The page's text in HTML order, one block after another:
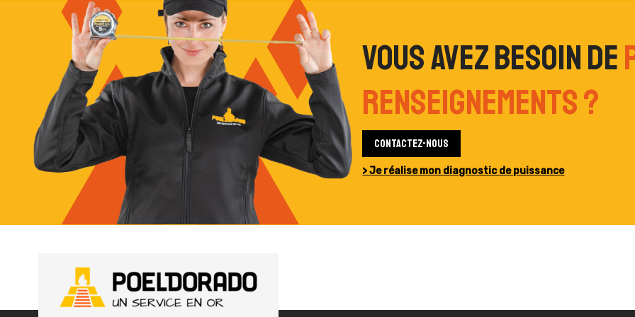
Vous avez besoin de
renseignements ?
Contactez-nous
> Je réalise mon diagnostic de puissance